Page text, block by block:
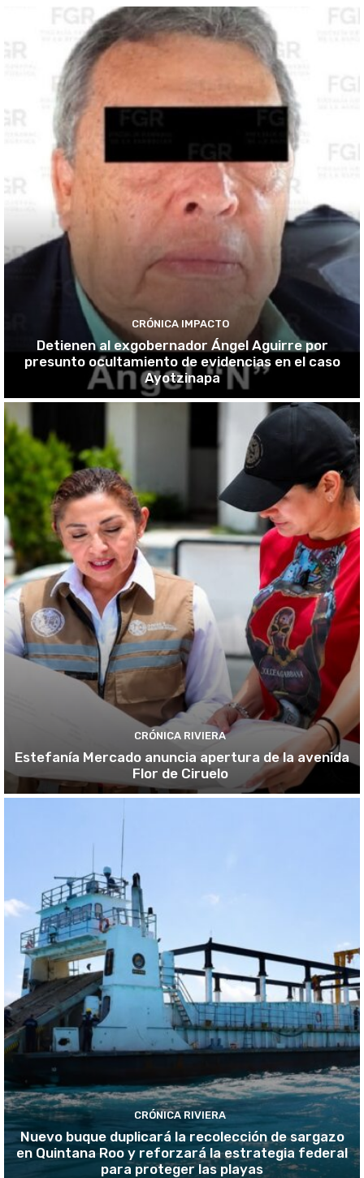
CRÓNICA IMPACTO
Detienen al exgobernador Ángel Aguirre por
presunto ocultamiento de evidencias en el caso
Ayotzinapa
CRÓNICA RIVIERA
Estefanía Mercado anuncia apertura de la avenida
Flor de Ciruelo
CRÓNICA RIVIERA
Nuevo buque duplicará la recolección de sargazo
en Quintana Roo y reforzará la estrategia federal
para proteger las playas